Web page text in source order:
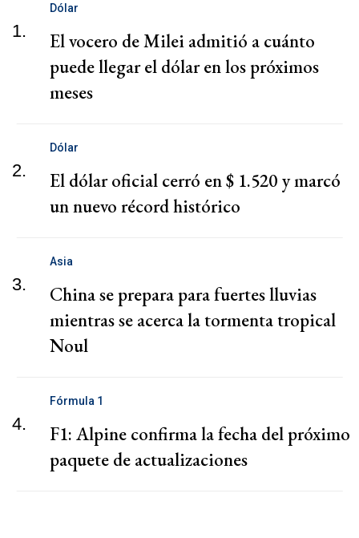
1.
Dólar
El vocero de Milei admitió a cuánto
puede llegar el dólar en los próximos
meses
2.
Dólar
El dólar oficial cerró en $ 1.520 y marcó
un nuevo récord histórico
3.
Asia
China se prepara para fuertes lluvias
mientras se acerca la tormenta tropical
Noul
4.
Fórmula 1
F1: Alpine confirma la fecha del próximo
paquete de actualizaciones